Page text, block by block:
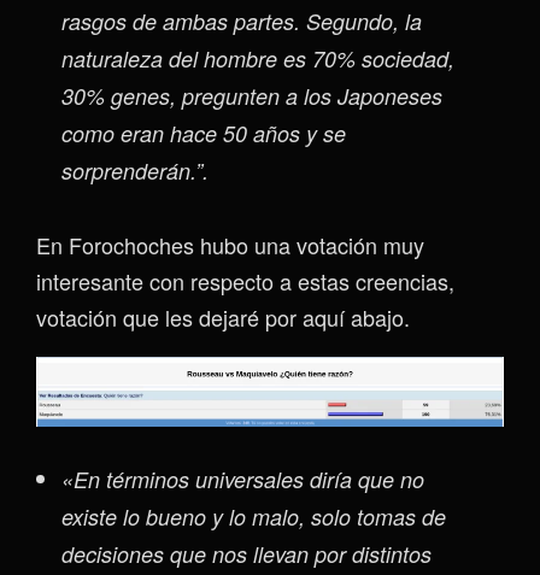
rasgos de ambas partes. Segundo, la
naturaleza del hombre es 70% sociedad,
30% genes, pregunten a los Japoneses
como eran hace 50 años y se
sorprenderán.”.
En Forochoches hubo una votación muy
interesante con respecto a estas creencias,
votación que les dejaré por aquí abajo.
«En términos universales diría que no
existe lo bueno y lo malo, solo tomas de
decisiones que nos llevan por distintos